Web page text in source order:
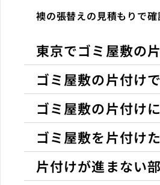
襖の張替えの見積もりで
東京でゴミ屋敷の
ゴミ屋敷の片付け
ゴミ屋敷の片付け
ゴミ屋敷を片付け
片付けが進まない